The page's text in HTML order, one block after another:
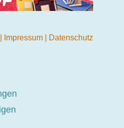
Impressum Datenschutz